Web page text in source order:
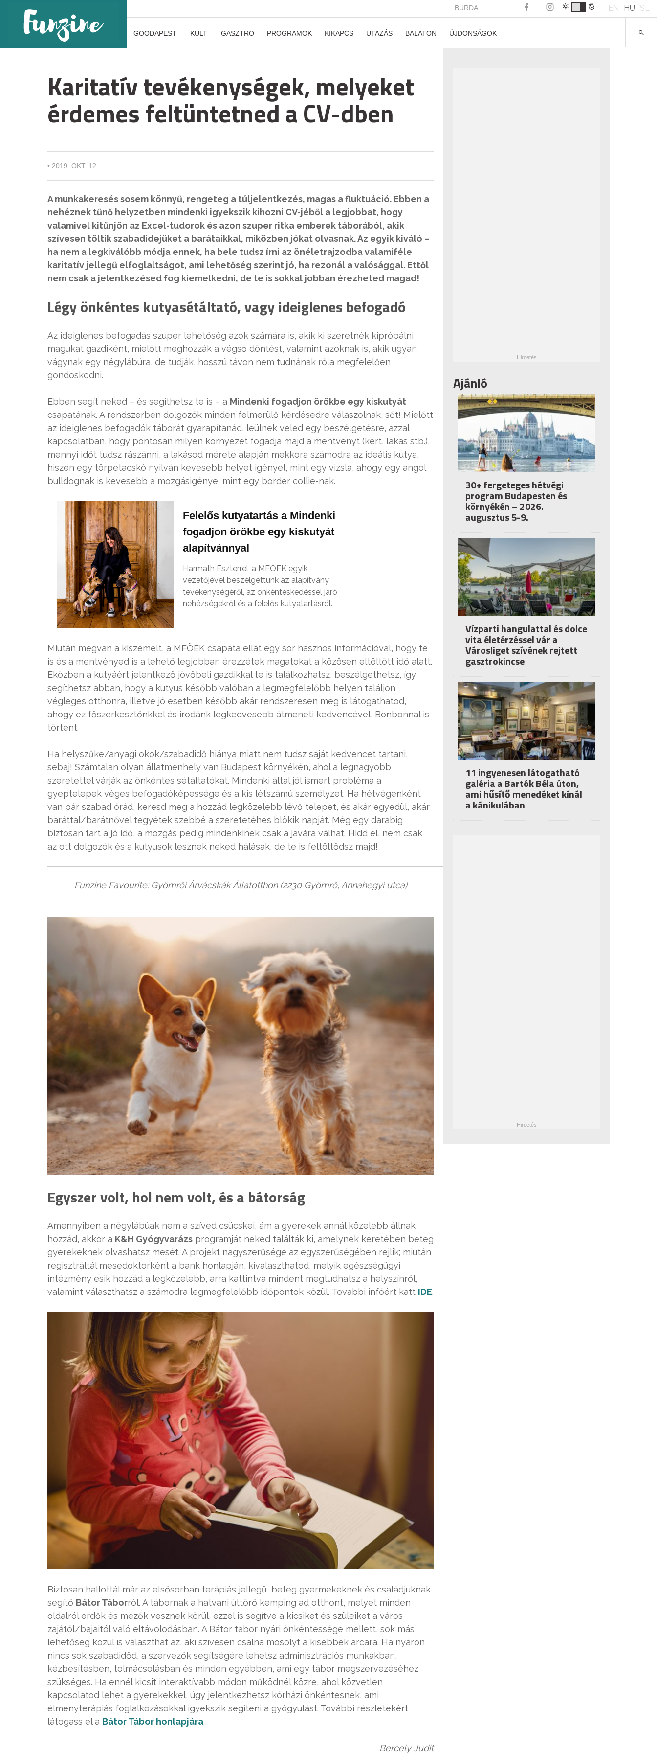
BURDA EN HU SL
GOODAPEST KULT GASZTRO PROGRAMOK KIKAPCS UTAZÁS BALATON ÚJDONSÁGOK
Karitatív tevékenységek, melyeket
érdemes feltüntetned a CV-dben
• 2019. OKT. 12.
A munkakeresés sosem könnyű, rengeteg a túljelentkezés, magas a fluktuáció. Ebben a
nehéznek tűnő helyzetben mindenki igyekszik kihozni CV-jéből a legjobbat, hogy
valamivel kitűnjön az Excel-tudorok és azon szuper ritka emberek táborából, akik
szívesen töltik szabadidejüket a barátaikkal, miközben jókat olvasnak. Az egyik kiváló –
ha nem a legkiválóbb módja ennek, ha bele tudsz írni az önéletrajzodba valamiféle
karitatív jellegű elfoglaltságot, ami lehetőség szerint jó, ha rezonál a valósággal. Ettől
nem csak a jelentkezésed fog kiemelkedni, de te is sokkal jobban érezheted magad!
Légy önkéntes kutyasétáltató, vagy ideiglenes befogadó
Az ideiglenes befogadás szuper lehetőség azok számára is, akik ki szeretnék kipróbálni
magukat gazdiként, mielőtt meghozzák a végső döntést, valamint azoknak is, akik ugyan
vágynak egy négylábúra, de tudják, hosszú távon nem tudnának róla megfelelően
gondoskodni.
Ebben segít neked – és segíthetsz te is – a Mindenki fogadjon örökbe egy kiskutyát
csapatának. A rendszerben dolgozók minden felmerülő kérdésedre válaszolnak, sőt! Mielőtt
az ideiglenes befogadók táborát gyarapítanád, leülnek veled egy beszélgetésre, azzal
kapcsolatban, hogy pontosan milyen környezet fogadja majd a mentvényt (kert, lakás stb.),
mennyi időt tudsz rászánni, a lakásod mérete alapján mekkora számodra az ideális kutya,
hiszen egy törpetacskó nyilván kevesebb helyet igényel, mint egy vizsla, ahogy egy angol
bulldognak is kevesebb a mozgásigénye, mint egy border collie-nak.
Felelős kutyatartás a Mindenki
fogadjon örökbe egy kiskutyát
alapítvánnyal
Harmath Eszterrel, a MFÖEK egyik
vezetőjével beszélgettünk az alapítvány
tevékenységéről, az önkénteskedéssel járó
nehézségekről és a felelős kutyatartásról.
Miután megvan a kiszemelt, a MFÖEK csapata ellát egy sor hasznos információval, hogy te
is és a mentvényed is a lehető legjobban érezzétek magatokat a közösen eltöltött idő alatt.
Eközben a kutyáért jelentkező jövőbeli gazdikkal te is találkozhatsz, beszélgethetsz, így
segíthetsz abban, hogy a kutyus később valóban a legmegfelelőbb helyen találjon
végleges otthonra, illetve jó esetben később akár rendszeresen meg is látogathatod,
ahogy ez főszerkesztőnkkel és irodánk legkedvesebb átmeneti kedvencével, Bonbonnal is
történt.
Ha helyszűke/anyagi okok/szabadidő hiánya miatt nem tudsz saját kedvencet tartani,
sebaj! Számtalan olyan állatmenhely van Budapest környékén, ahol a legnagyobb
szeretettel várják az önkéntes sétáltatókat. Mindenki által jól ismert probléma a
gyeptelepek véges befogadóképessége és a kis létszámú személyzet. Ha hétvégenként
van pár szabad órád, keresd meg a hozzád legközelebb lévő telepet, és akár egyedül, akár
baráttal/barátnővel tegyétek szebbé a szeretetéhes blökik napját. Még egy darabig
biztosan tart a jó idő, a mozgás pedig mindenkinek csak a javára válhat. Hidd el, nem csak
az ott dolgozók és a kutyusok lesznek neked hálásak, de te is feltöltődsz majd!
Funzine Favourite: Gyömrői Árvácskák Állatotthon (2230 Gyömrő, Annahegyi utca)
Egyszer volt, hol nem volt, és a bátorság
Amennyiben a négylábúak nem a szíved csücskei, ám a gyerekek annál közelebb állnak
hozzád, akkor a K&H Gyógyvarázs programját neked találták ki, amelynek keretében beteg
gyerekeknek olvashatsz mesét. A projekt nagyszerűsége az egyszerűségében rejlik; miután
regisztráltál mesedoktorként a bank honlapján, kiválaszthatod, melyik egészségügyi
intézmény esik hozzád a legközelebb, arra kattintva mindent megtudhatsz a helyszínről,
valamint választhatsz a számodra legmegfelelőbb időpontok közül. További infóért katt IDE.
Biztosan hallottál már az elsősorban terápiás jellegű, beteg gyermekeknek és családjuknak
segítő Bátor Táborról. A tábornak a hatvani úttörő kemping ad otthont, melyet minden
oldalról erdők és mezők vesznek körül, ezzel is segítve a kicsiket és szüleiket a város
zajától/bajaitól való eltávolodásban. A Bátor tábor nyári önkéntessége mellett, sok más
lehetőség közül is választhat az, aki szívesen csalna mosolyt a kisebbek arcára. Ha nyáron
nincs sok szabadidőd, a szervezők segítségére lehetsz adminisztrációs munkákban,
kézbesítésben, tolmácsolásban és minden egyébben, ami egy tábor megszervezéséhez
szükséges. Ha ennél kicsit interaktívabb módon működnél közre, ahol közvetlen
kapcsolatod lehet a gyerekekkel, úgy jelentkezhetsz kórházi önkéntesnek, ami
élményterápiás foglalkozásokkal igyekszik segíteni a gyógyulást. További részletekért
látogass el a Bátor Tábor honlapjára.
Bercely Judit
Ajánló
30+ fergeteges hétvégi
program Budapesten és
környékén – 2026.
augusztus 5-9.
Vízparti hangulattal és dolce
vita életérzéssel vár a
Városliget szívének rejtett
gasztrokincse
11 ingyenesen látogatható
galéria a Bartók Béla úton,
ami hűsítő menedéket kínál
a kánikulában